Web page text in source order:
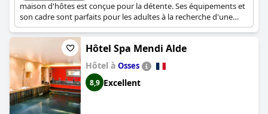
maison d'hôtes est conçue pour la détente. Ses équipements et
son cadre sont parfaits pour les adultes à la recherche d'une
expérience tranquille.
Hôtel Spa Mendi Alde
Hôtel à Osses
8,9 Excellent